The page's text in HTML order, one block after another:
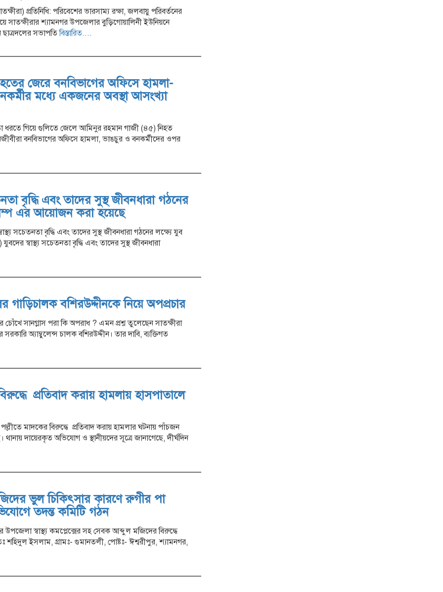
প্রতিনিধি: পরিবেশের ভারসাম্য রক্ষা, জলবায়ু পরিবর্তনের
সাতক্ষীরার শ্যামনগর উপজেলার বুড়িগোয়ালিনী ইউনিয়নে
ছাত্রদলের সভাপতিবিস্তারিত....
জেরে বনবিভাগের অফিসে হামলা-
মধ্যে একজনের অবস্থা আসংখ্যা
ধরতে গিয়ে গুলিতে জেলে আমিনুর রহমান গাজী (৪৫) নিহত
বনবিভাগের অফিসে হামলা, ভাঙচুর ও বনকর্মীদের ওপর
বৃদ্ধি এবং তাদের সুস্থ জীবনধারা গঠনের
এর আয়োজন করা হয়েছে
সচেতনতা বৃদ্ধি এবং তাদের সুস্থ জীবনধারা গঠনের লক্ষ্যে যুব
স্বাস্থ্য সচেতনতা বৃদ্ধি এবং তাদের সুস্থ জীবনধারা
গাড়িচালক বশিরউদ্দীনকে নিয়ে অপপ্রচার
চোঁখে সানগ্লাস পরা কি অপরাধ ? এমন প্রশ্ন তুলেছেন সাতক্ষীরা
অ্যাম্বুলেন্স চালক বশিরউদ্দীন। তার দাবি, ব্যক্তিগত
প্রতিবাদ করায় হামলায় হাসপাতালে
পল্লীতে মাদকের বিরুদ্ধে প্রতিবাদ করায় হামলার ঘটনায় পাঁচজন
দায়েরকৃত অভিযোগ ও স্থানীয়দের সূত্রে জানাগেছে, দীর্ঘদিন
ভুল চিকিৎসার কারণে রুগীর পা
তদন্ত কমিটি গঠন
উপজেলা স্বাস্থ্য কমপ্লেক্সের সহ সেবক আব্দুল মজিদের বিরুদ্ধে
ইসলাম, গ্রামঃ- গুমানতলী, পোষ্টঃ- ঈশ্বরীপুর, শ্যামনগর,